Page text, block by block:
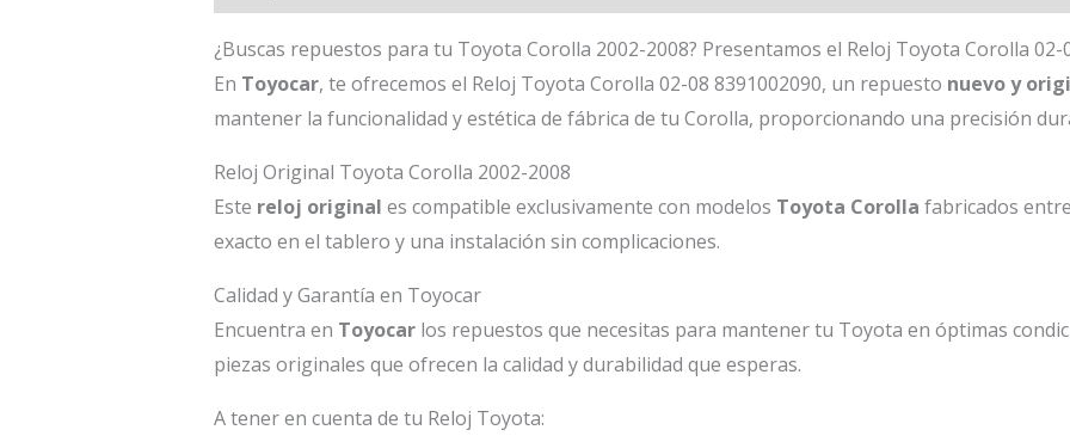
¿Buscas repuestos para tu Toyota Corolla 2002-2008? Presentamos el Reloj Toyota Corolla 02-
En Toyocar, te ofrecemos el Reloj Toyota Corolla 02-08 8391002090, un repuesto nuevo y
mantener la funcionalidad y estética de fábrica de tu Corolla, proporcionando una precisión
Reloj Original Toyota Corolla 2002-2008
Este reloj original es compatible exclusivamente con modelos Toyota Corolla fabricados entre
exacto en el tablero y una instalación sin complicaciones.
Calidad y Garantía en Toyocar
Encuentra en Toyocarlos repuestos que necesitas para mantener tu Toyota en óptimas
piezas originales que ofrecen la calidad y durabilidad que esperas.
A tener en cuenta de tu Reloj Toyota: